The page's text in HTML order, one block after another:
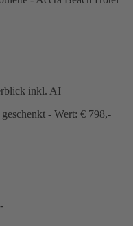
inkl. AI
- Wert: € 798,-